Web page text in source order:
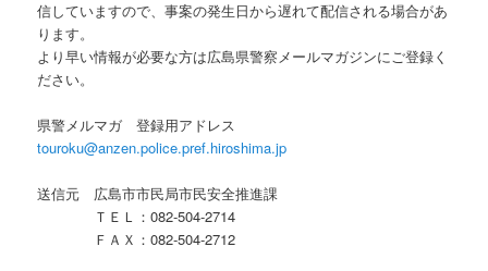
信していますので、事案の発生日から遅れて配信される場合があ
ります。
より早い情報が必要な方は広島県警察メールマガジンにご登録く
ださい。
県警メルマガ 登録用アドレス
touroku@anzen.police.pref.hiroshima.jp
送信元 広島市市民局市民安全推進課
ＴＥＬ：082-504-2714
ＦＡＸ：082‐504-2712